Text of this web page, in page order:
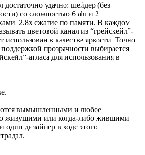
удачно: шейдер (без
со сложностью 6 alu и 2
2.8х сжатие по памяти. В каждом
цветовой канал из “грейскейл”-
использован в качестве яркости. Точно
прозрачности выбирается
атласа для использования в
вымышленными и любое
живущими или когда-либо жившими
дизайнер в ходе этого